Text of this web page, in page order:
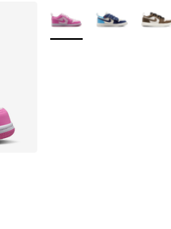
Plus de couleurs